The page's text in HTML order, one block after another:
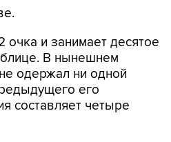
очка и занимает десятое
В нынешнем
одержал ни одной
его
составляет четыре